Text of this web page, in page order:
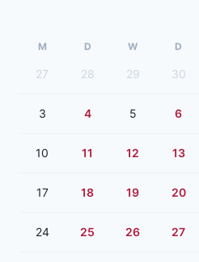
M D W D
27 28 29 30
3 4 5 6
10 11 12 13
17 18 19 20
24 25 26 27